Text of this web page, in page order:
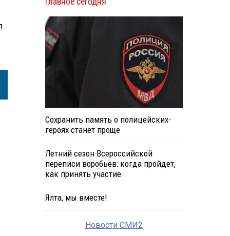
Сохранить память о полицейских-
героях станет проще
Летний сезон Всероссийской
переписи воробьев: когда пройдет,
как принять участие
Ялта, мы вместе!
Новости СМИ2